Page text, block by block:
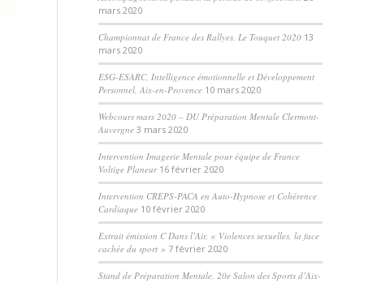
mars 2020
Championnat de France des Rallyes, Le Touquet 2020 13
mars 2020
ESG-ESARC, Intelligence émotionnelle et Développement
Personnel, Aix-en-Provence 10 mars 2020
Webcours mars 2020 – DU Préparation Mentale Clermont-
Auvergne 3 mars 2020
Intervention Imagerie Mentale pour équipe de France
Voltige Planeur 16 février 2020
Intervention CREPS-PACA en Auto-Hypnose et Cohérence
Cardiaque 10 février 2020
Extrait émission C Dans l’Air, « Violences sexuelles, la face
cachée du sport » 7 février 2020
Stand de Préparation Mentale, 20e Salon des Sports d’Aix-